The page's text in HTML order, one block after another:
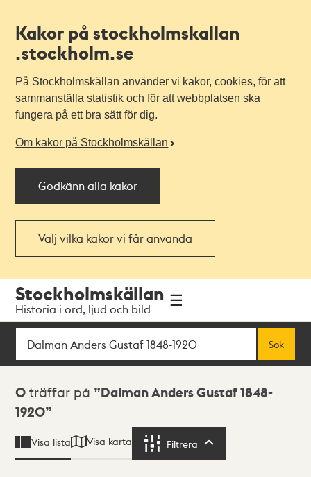
Kakor på stockholmskallan
.stockholm.se
På Stockholmskällan använder vi kakor, cookies, för att
sammanställa statistik och för att webbplatsen ska
fungera på ett bra sätt för dig.
Om kakor på Stockholmskällan
Godkänn alla kakor
Välj vilka kakor vi får använda
navigationen
huvudinnehållet
Stockholmskällan
Historia i ord, ljud och bild
Sök
Sök
Sökresultat
0 träffar på
Dalman Anders Gustaf 1848-
1920
Visa lista Visa karta Filtrera